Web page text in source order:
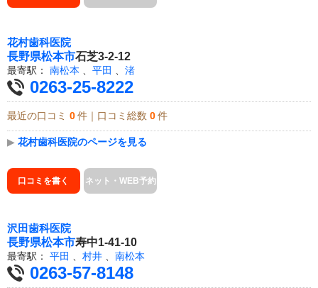
花村歯科医院
長野県松本市石芝3-2-12
最寄駅： 南松本 平田 渚
0263-25-8222
最近の口コミ 0 件｜口コミ総数 0 件
▶ 花村歯科医院のページを見る
口コミを書く ネット・WEB予約
沢田歯科医院
長野県松本市寿中1-41-10
最寄駅： 平田 村井 南松本
0263-57-8148